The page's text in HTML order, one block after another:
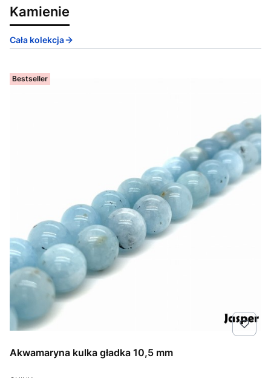
Kamienie
Cała kolekcja
Bestseller
Akwamaryna kulka gładka 10,5 mm